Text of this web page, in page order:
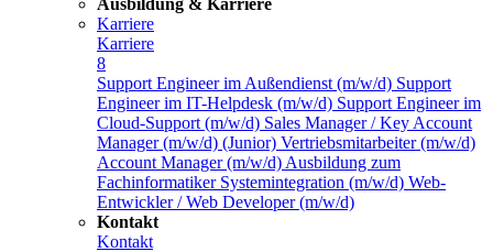
Ausbildung & Karriere
Karriere
Karriere
8
Support Engineer im Außendienst (m/w/d) Support
Engineer im IT-Helpdesk (m/w/d) Support Engineer im
Cloud-Support (m/w/d) Sales Manager / Key Account
Manager (m/w/d) (Junior) Vertriebsmitarbeiter (m/w/d)
Account Manager (m/w/d) Ausbildung zum
Fachinformatiker Systemintegration (m/w/d) Web-
Entwickler / Web Developer (m/w/d)
Kontakt
Kontakt